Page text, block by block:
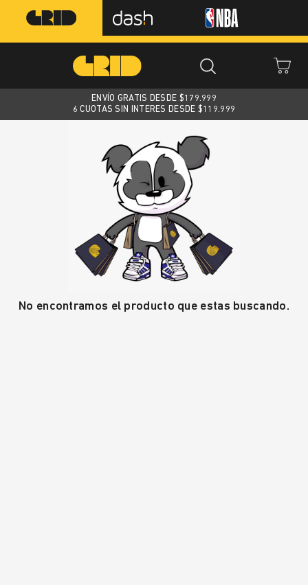
ENVÍO GRATIS DESDE $179.999
6 CUOTAS SIN INTERES DESDE $119.999
No encontramos el producto que estas buscando.